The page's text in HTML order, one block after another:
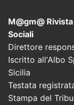
M@gm@
Sociali
Direttore
Iscritto all'Albo
Sicilia
Testata
Stampa del